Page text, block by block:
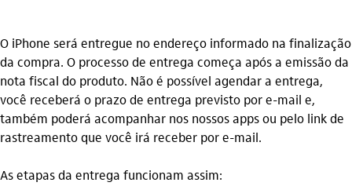
O iPhone será entregue no endereço informado na finalização
da compra. O processo de entrega começa após a emissão da
nota fiscal do produto. Não é possível agendar a entrega,
você receberá o prazo de entrega previsto por e-mail e,
também poderá acompanhar nos nossos apps ou pelo link de
rastreamento que você irá receber por e-mail.
As etapas da entrega funcionam assim: